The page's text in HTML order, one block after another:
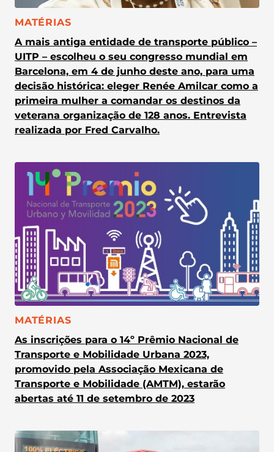
CATEGORIA:
MATÉRIAS
A mais antiga entidade de transporte público –
UITP – escolheu o seu congresso mundial em
Barcelona, em 4 de junho deste ano, para uma
decisão histórica: eleger Renée Amilcar como a
primeira mulher a comandar os destinos da
veterana organização de 128 anos. Entrevista
realizada por Fred Carvalho.
CATEGORIA:
MATÉRIAS
As inscrições para o 14º Prêmio Nacional de
Transporte e Mobilidade Urbana 2023,
promovido pela Associação Mexicana de
Transporte e Mobilidade (AMTM), estarão
abertas até 11 de setembro de 2023